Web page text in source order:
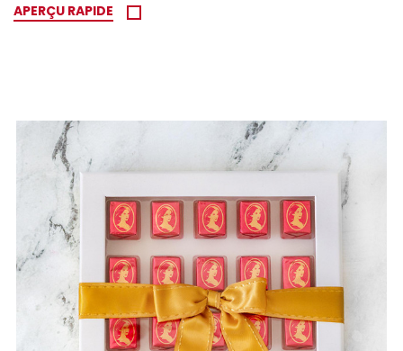
APERÇU RAPIDE